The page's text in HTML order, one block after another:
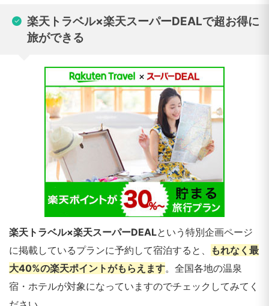
楽天トラベル×楽天スーパーDEALで超お得に
旅ができる
楽天トラベル×楽天スーパーDEALという特別企画ページ
に掲載しているプランに予約して宿泊すると、
もれなく最
大40%の楽天ポイントがもらえます。全国各地の温泉
宿・ホテルが対象になっていますのでチェックしてみてく